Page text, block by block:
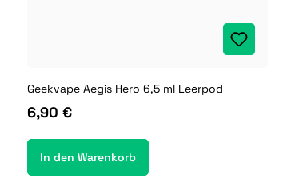
Geekvape Aegis Hero 6,5 ml Leerpod
6,90 €
In den Warenkorb